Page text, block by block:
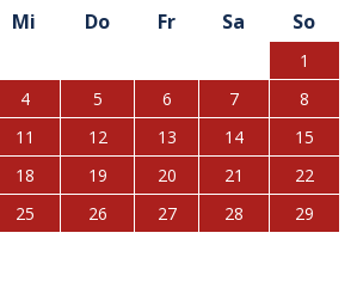
Mi Do Fr Sa So
1
4 5 6 7
8
11 12 13 14
15
18 19 20 21
22
25 26 27 28
29